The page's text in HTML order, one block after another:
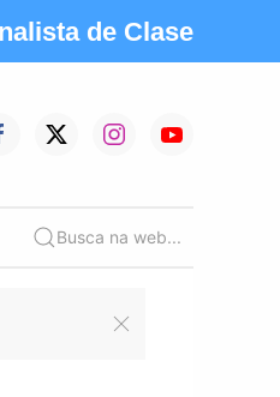
de Clase
Busca na web...